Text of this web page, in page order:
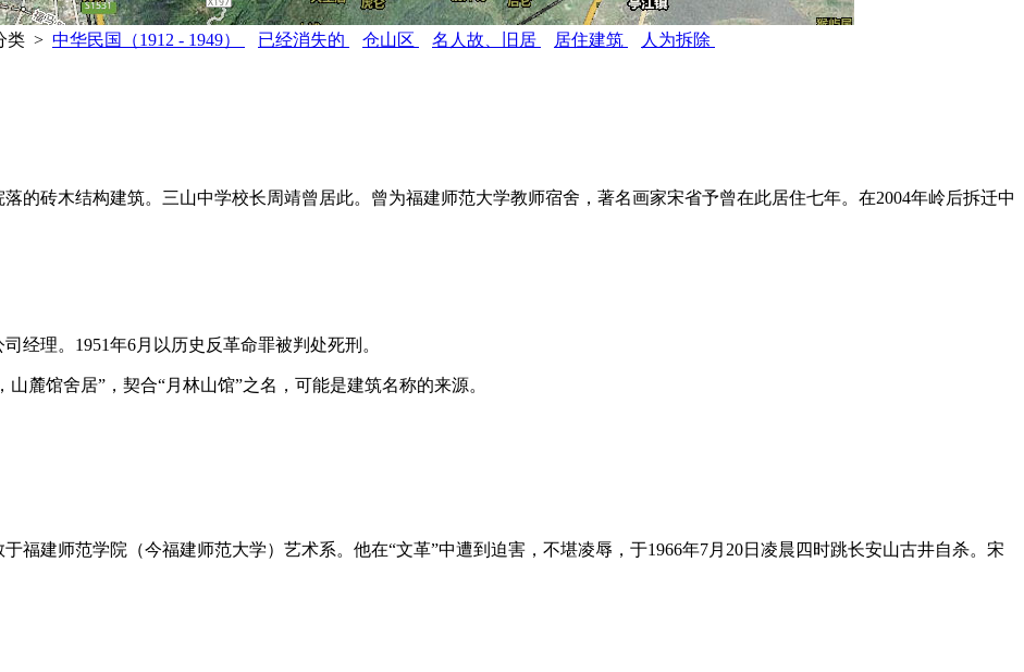
类 > 中华民国（1912 - 1949） 已经消失的 仓山区 名人故、旧居 居住建筑
人为拆除
的砖木结构建筑。三山中学校长周靖曾居此。曾为福建师范大学教师宿舍，著名画家宋省予曾在此居住七年。在2004年岭后拆迁中
经理。1951年6月以历史反革命罪被判处死刑。
麓馆舍居”，契合“月林山馆”之名，可能是建筑名称的来源。
福建师范学院（今福建师范大学）艺术系。他在“文革”中遭到迫害，不堪凌辱，于1966年7月20日凌晨四时跳长安山古井自杀。宋